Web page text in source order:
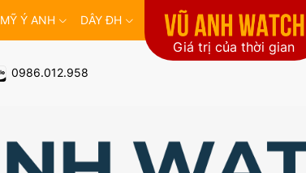
MỸ Ý ANH DÂY ĐH
Giá trị của thời gian
0986.012.958